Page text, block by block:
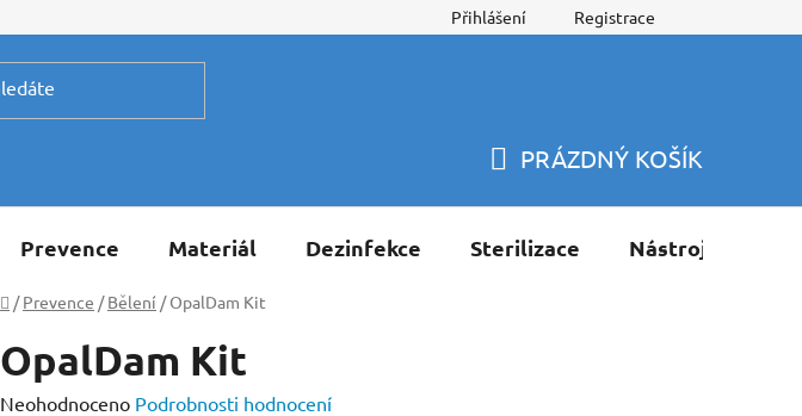
Přihlášení Registrace
KOŠÍK
PRÁZDNÝ KOŠÍK
Prevence Materiál Dezinfekce Sterilizace Nástroje
Domů
/ Prevence / Bělení / OpalDam Kit
OpalDam Kit
Průměrné
Neohodnoceno Podrobnosti hodnocení